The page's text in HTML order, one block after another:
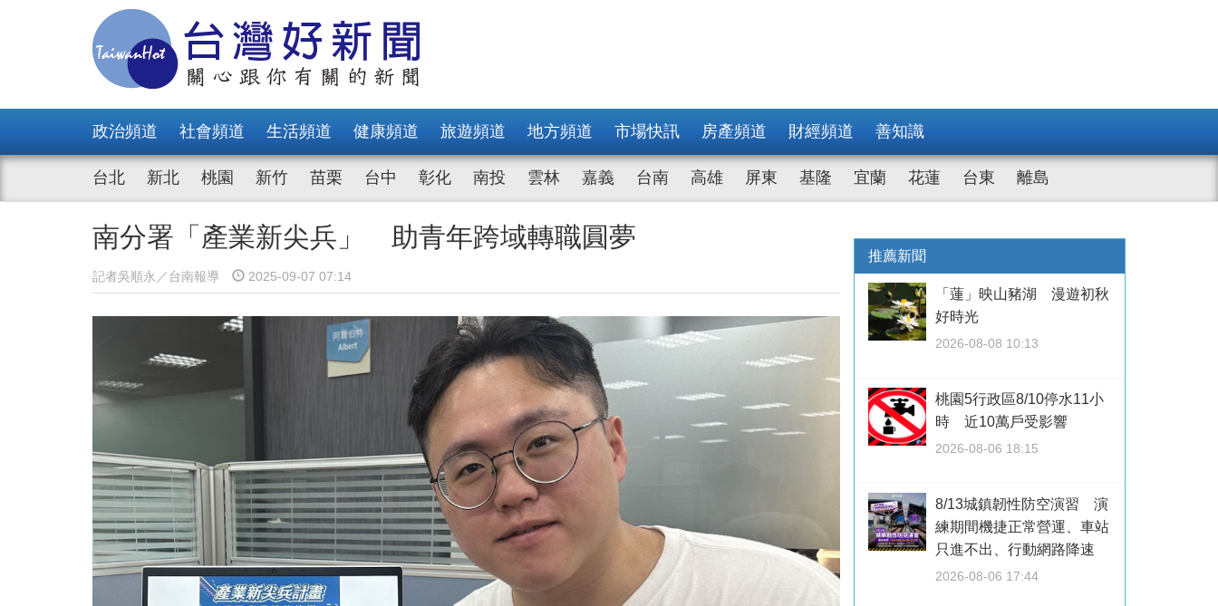
政治頻道 社會頻道 生活頻道 健康頻道 旅遊頻道 地方頻道 市場快訊 房產頻道 財經頻道 善知識
台北 新北 桃園 新竹 苗栗 台中 彰化 南投 雲林 嘉義 台南 高雄 屏東 基隆 宜蘭 花蓮 台東 離島
南分署「產業新尖兵」 助青年跨域轉職圓夢
記者吳順永／台南報導 2025-09-07 07:14
推薦新聞
「蓮」映山豬湖 漫遊初秋
好時光
2026-08-08 10:13
桃園5行政區8/10停水11小
時 近10萬戶受影響
2026-08-06 18:15
8/13城鎮韌性防空演習 演
練期間機捷正常營運、車站
只進不出、行動網路降速
2026-08-06 17:44